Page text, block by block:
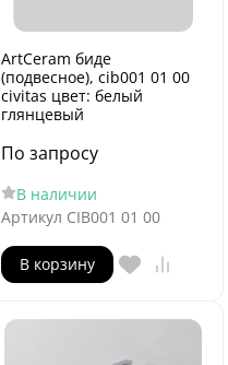
ArtCeram биде
(подвесное), cib001 01 00
civitas цвет: белый
глянцевый
По запросу
В наличии
Артикул CIB001 01 00
В корзину